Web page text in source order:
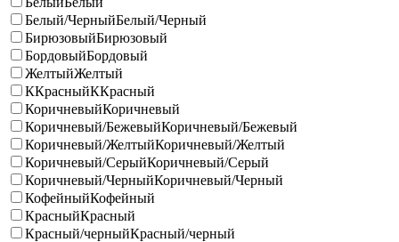
Белый/ЧерныйБелый/Черный
БирюзовыйБирюзовый
БордовыйБордовый
ЖелтыйЖелтый
ККрасныйККрасный
КоричневыйКоричневый
Коричневый/БежевыйКоричневый/Бежевый
Коричневый/ЖелтыйКоричневый/Желтый
Коричневый/СерыйКоричневый/Серый
Коричневый/ЧерныйКоричневый/Черный
КофейныйКофейный
КрасныйКрасный
Красный/черныйКрасный/черный